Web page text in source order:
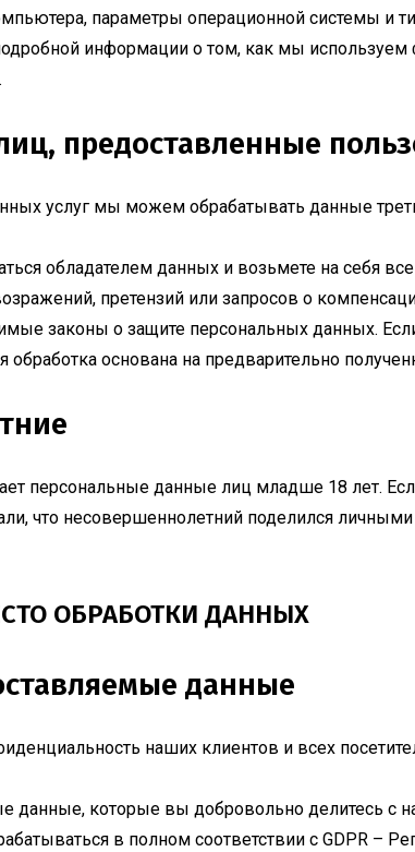
параметры операционной системы и
информации о том, как мы
предоставленные
услуг мы можем обрабатывать данные
обладателем данных и возьмете на себя
претензий или запросов о
законы о защите персональных данных.
обработка основана на предварительно
персональные данные лиц младше 18 лет.
что несовершеннолетний поделился
ОБРАБОТКИ ДАННЫХ
данные
наших клиентов и всех
данные, которые вы добровольно делитесь с
в полном соответствии с GDPR